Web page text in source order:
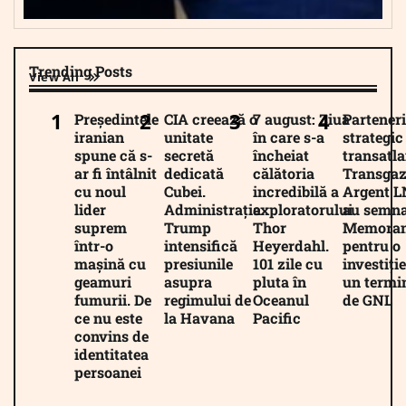
Trending Posts
View All
Președintele
iranian
spune că s-
ar fi întâlnit
cu noul
lider
suprem
într-o
mașină cu
geamuri
fumurii. De
ce nu este
convins de
identitatea
persoanei
CIA creează o
unitate
secretă
dedicată
Cubei.
Administrația
Trump
intensifică
presiunile
asupra
regimului de
la Havana
7 august: Ziua
în care s-a
încheiat
călătoria
incredibilă a
exploratorului
Thor
Heyerdahl.
101 zile cu
pluta în
Oceanul
Pacific
strategic
Argent
au
pentru o
un
de GNL